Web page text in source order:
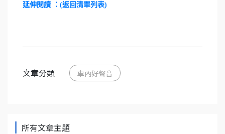
延伸閱讀 ：(返回清單列表)
文章分類 車內好聲音
所有文章主題